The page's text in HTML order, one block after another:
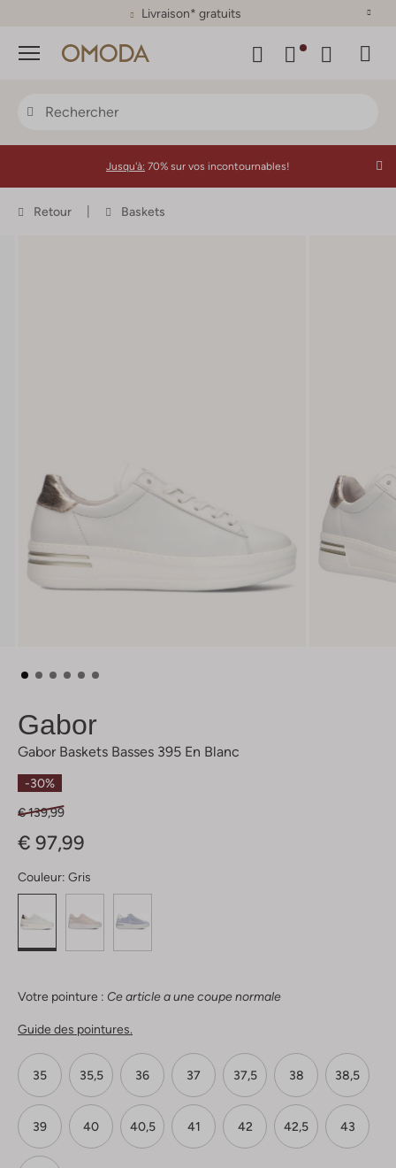
Plus de 500 marques
Menu
Jusqu'à: 70% sur vos incontournables!
Retour Baskets
Gabor
Gabor Baskets Basses 395 En Blanc
-30%
€ 139,99
€ 97,99
Couleur: Gris
Votre pointure : Ce article a une coupe normale
Guide des pointures.
35 35,5 36 37 37,5 38 38,5
39 40 40,5 41 42 42,5 43